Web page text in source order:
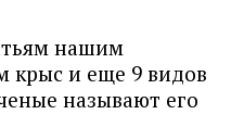
нашим
крыс и еще 9 видов
называют его